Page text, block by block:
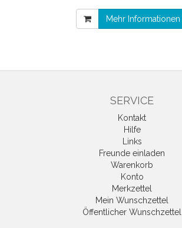
Mehr Informationen
SERVICE
Kontakt
Hilfe
Links
Freunde einladen
Warenkorb
Konto
Merkzettel
Mein Wunschzettel
Öffentlicher Wunschzettel